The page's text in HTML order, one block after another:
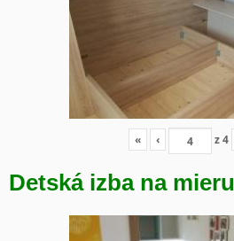
« ‹ z4
Detská izba na mieru